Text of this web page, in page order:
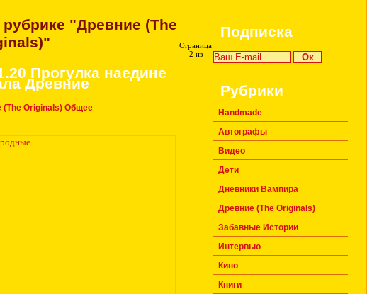
Подписка
Рубрики
Handmade
Автографы
Видео
Дети
Дневники Вампира
Древние (The Originals)
Забавные Истории
Интервью
Кино
Книги
"Древние (The
Прогулка наедине
Древние
(The Originals) Общее
Страница
2 из